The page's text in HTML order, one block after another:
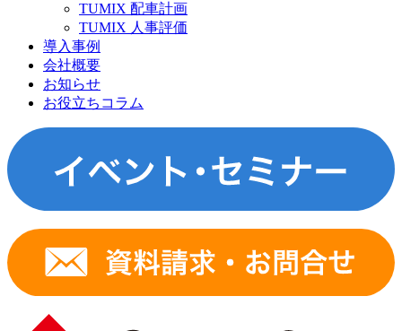
TUMIX 配車計画
TUMIX 人事評価
導入事例
会社概要
お知らせ
お役立ちコラム